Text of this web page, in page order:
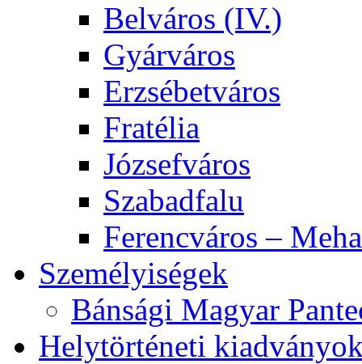
Belváros (IV.)
Gyárváros
Erzsébetváros
Fratélia
Józsefváros
Szabadfalu
Ferencváros –
Személyiségek
Bánsági Magyar
Helytörténeti